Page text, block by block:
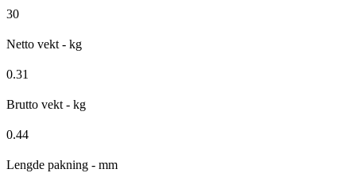
30
Netto vekt - kg
0.31
Brutto vekt - kg
0.44
Lengde pakning - mm